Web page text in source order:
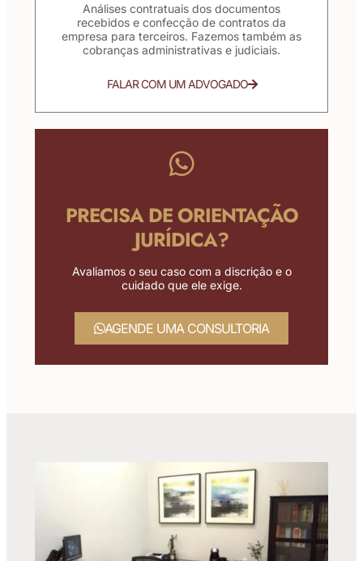
Análises contratuais dos documentos
recebidos e confecção de contratos da
empresa para terceiros. Fazemos também as
cobranças administrativas e judiciais.
FALAR COM UM ADVOGADO
PRECISA DE ORIENTAÇÃO
JURÍDICA?
Avaliamos o seu caso com a discrição e o
cuidado que ele exige.
AGENDE UMA CONSULTORIA